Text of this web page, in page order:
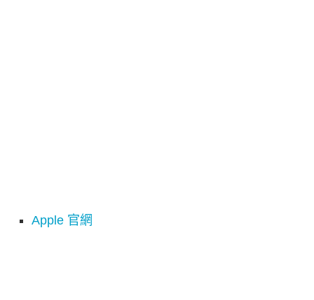
Apple 官網